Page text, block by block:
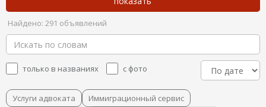
Найдено: 291 объявлений
только в названиях с фото
Услуги адвоката
Иммиграционный сервис